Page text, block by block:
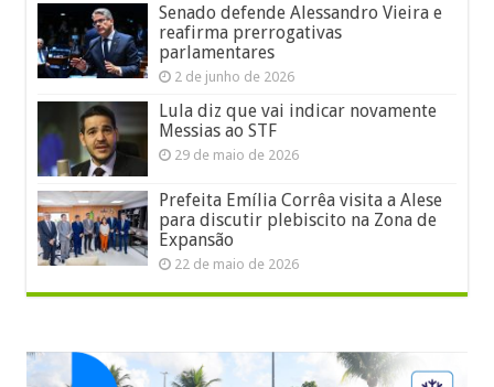
Senado defende Alessandro Vieira e
reafirma prerrogativas
parlamentares
2 de junho de 2026
Lula diz que vai indicar novamente
Messias ao STF
29 de maio de 2026
Prefeita Emília Corrêa visita a Alese
para discutir plebiscito na Zona de
Expansão
22 de maio de 2026